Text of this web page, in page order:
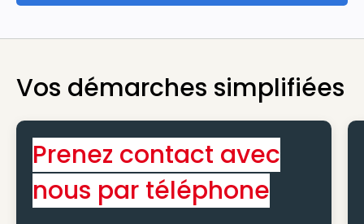
Vos démarches simplifiées
Prenez contact avec
nous par téléphone